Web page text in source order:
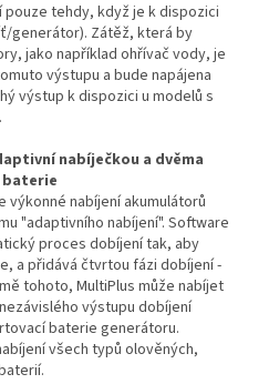
pouze tehdy, když je k dispozici
generátor). Zátěž, která by
jako například ohřívač vody, je
výstupu a bude napájena
výstup k dispozici u modelů s
nabíječkou a dvěma
výkonné nabíjení akumulátorů
"adaptivního nabíjení". Software
proces dobíjení tak, aby
a přidává čtvrtou fázi dobíjení -
tohoto, MultiPlus může nabíjet
výstupu dobíjení
baterie generátoru.
všech typů olověných,